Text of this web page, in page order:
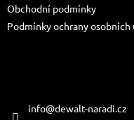
Obchodní podmínky
Podmínky ochrany osobních
info@dewalt-naradi.cz